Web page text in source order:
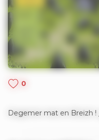
0
Degemer mat en Breizh !